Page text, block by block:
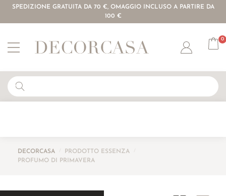
SPEDIZIONE GRATUITA DA 70 €, OMAGGIO INCLUSO A PARTIRE DA
100 €
Account
0
DECORCASA PRODOTTO ESSENZA
PROFUMO DI PRIMAVERA